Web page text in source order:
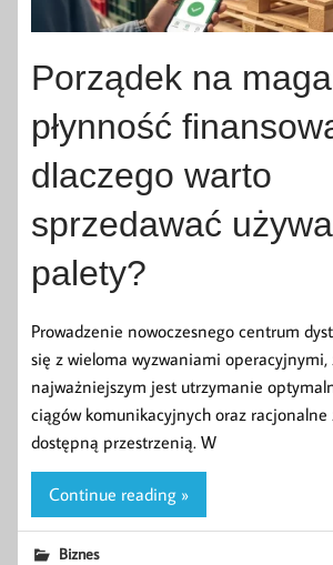
Porządek na
płynność
dlaczego warto
sprzedawać
palety?
Prowadzenie nowoczesnego centrum
się z wieloma wyzwaniami operacyjnymi,
najważniejszym jest utrzymanie
ciągów komunikacyjnych oraz racjonalne
dostępną przestrzenią. W
Continue reading »
Biznes